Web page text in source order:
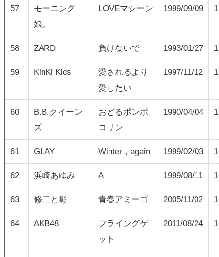
57
モーニング
娘。
LOVEマシーン 1999/09/09
58 ZARD 負けないで 1993/01/27
59 KinKi Kids
愛されるより
愛したい
1997/11/12
60
B.B.クイーン
ズ
おどるポンポ
コリン
1990/04/04
61 GLAY Winter，again 1999/02/03
62 浜崎あゆみ A 1999/08/11
63 修二と彰 青春アミーゴ 2005/11/02
64 AKB48
フライングゲ
ット
2011/08/24